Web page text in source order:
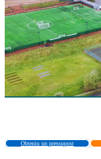
Obteniu un pressupost